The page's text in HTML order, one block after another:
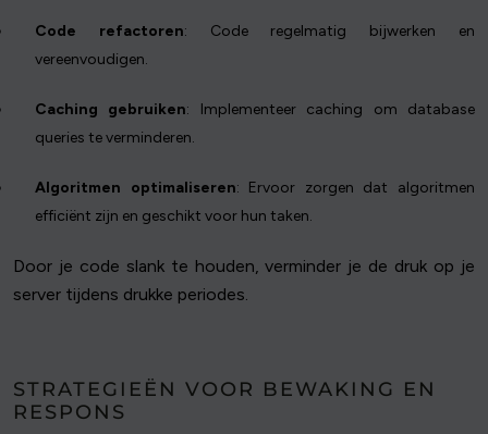
Code refactoren: Code regelmatig bijwerken en
vereenvoudigen.
Caching gebruiken: Implementeer caching om database
queries te verminderen.
Algoritmen optimaliseren: Ervoor zorgen dat algoritmen
efficiënt zijn en geschikt voor hun taken.
Door je code slank te houden, verminder je de druk op je
server tijdens drukke periodes.
STRATEGIEËN VOOR BEWAKING EN
RESPONS